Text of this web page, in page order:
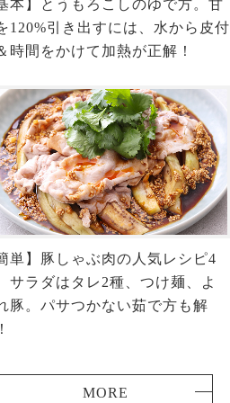
本】とうもろこしのゆで方。甘
120%引き出すには、水から皮付
時間をかけて加熱が正解！
単】豚しゃぶ肉の人気レシピ4
サラダはタレ2種、つけ麺、よ
豚。パサつかない茹で方も解
MORE